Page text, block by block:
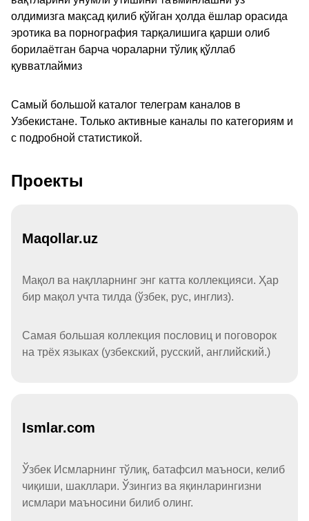
олдимизга мақсад қилиб қўйган ҳолда ёшлар орасида
эротика ва порнография тарқалишига қарши олиб
борилаётган барча чораларни тўлиқ қўллаб
қувватлаймиз
Самый большой каталог телеграм каналов в
Узбекистане. Только активные каналы по категориям и
с подробной статистикой.
Проекты
Maqollar.uz
Мақол ва нақлларнинг энг катта коллекцияси. Ҳар
бир мақол учта тилда (ўзбек, рус, инглиз).
Самая большая коллекция пословиц и поговорок
на трёх языках (узбекский, русский, английский.)
Ismlar.com
Ўзбек Исмларнинг тўлиқ, батафсил маъноси, келиб
чиқиши, шакллари. Ўзингиз ва яқинларингизни
исмлари маъносини билиб олинг.